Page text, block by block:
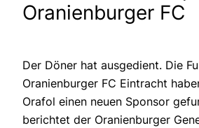
Oranienburger FC
Der Döner hat ausgedient. Die
Oranienburger FC Eintracht
Orafol einen neuen Sponsor
berichtet der Oranienburger